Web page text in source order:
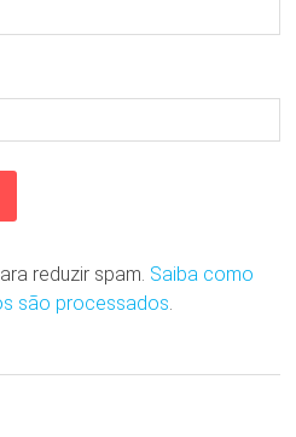
reduzir spam. Saiba como
são processados